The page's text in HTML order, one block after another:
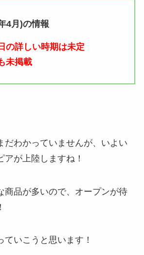
4月)の情報
の詳しい時期は未定
未掲載
だわかっていませんが、いよい
アが上陸しますね！
商品が多いので、オープンが待
いこうと思います！